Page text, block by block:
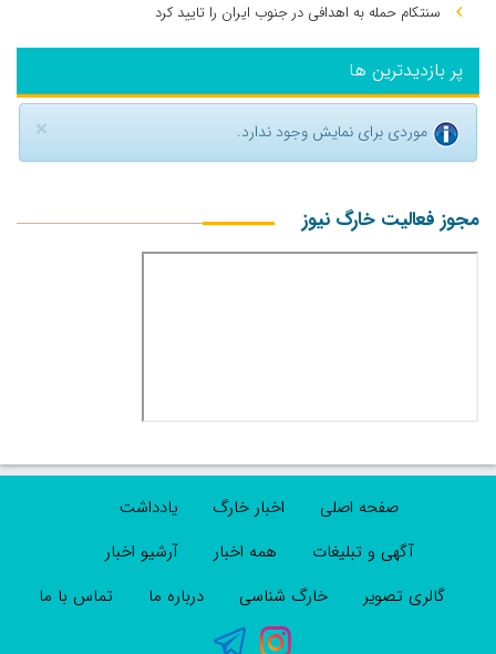
سنتکام حمله به اهدافی در جنوب ایران را تایید کرد
پر بازدیدترین ها
× موردی برای نمایش وجود ندارد.
مجوز فعالیت خارگ نیوز
صفحه اصلی اخبار خارگ
یادداشت
آگهی و تبلیغات
همه اخبار
آرشیو اخبار
گالری تصویر
خارگ شناسی درباره ما تماس با ما